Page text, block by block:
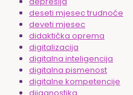
deseti mjesec trudnoće
deveti mjesec
didaktička oprema
digitalizacija
digitalna inteligencija
digitalna pismenost
digitalne kompetencije